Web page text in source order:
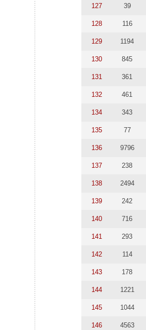
127 39
128 116
129 1194
130 845
131 361
132 461
134 343
135 77
136 9796
137 238
138 2494
139 242
140 716
141 293
142 114
143 178
144 1221
145 1044
146 4563